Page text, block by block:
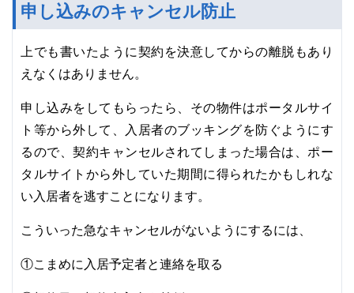
申し込みのキャンセル防止
上でも書いたように契約を決意してからの離脱もあり
えなくはありません。
申し込みをしてもらったら、その物件はポータルサイ
ト等から外して、入居者のブッキングを防ぐようにす
るので、契約キャンセルされてしまった場合は、ポー
タルサイトから外していた期間に得られたかもしれな
い入居者を逃すことになります。
こういった急なキャンセルがないようにするには、
①こまめに入居予定者と連絡を取る